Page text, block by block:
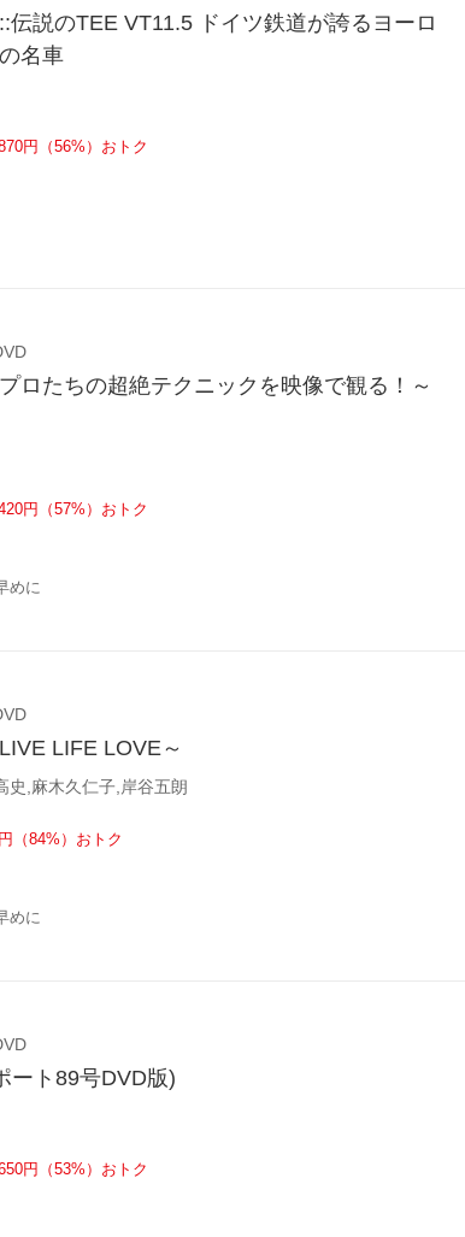
伝説のTEE VT11.5 ドイツ鉄道が誇るヨーロ
名車
円（56%）おトク
ロたちの超絶テクニックを映像で観る！～
円（57%）おトク
めに
LIFE LOVE～
史,麻木久仁子,岸谷五朗
（84%）おトク
めに
ート89号DVD版)
円（53%）おトク